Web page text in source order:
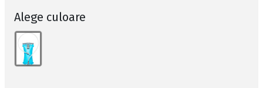
Alege culoare